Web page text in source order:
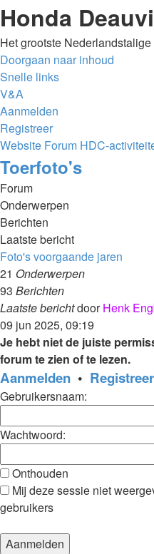
Honda
Het grootste
Doorgaan naar inhoud
Snelle links
V&A
Aanmelden
Registreer
Website Forum HDC-
Toerfoto's
Forum
Onderwerpen
Berichten
Laatste bericht
Foto's voorgaande jaren
21 Onderwerpen
93 Berichten
Laatste berichtdoorHenk
09 jun 2025, 09:19
Je hebt niet de juiste
forum te zien of te lezen.
Aanmelden • Registreer
Gebruikersnaam:
Wachtwoord:
Onthouden
Mij deze sessie niet
gebruikers